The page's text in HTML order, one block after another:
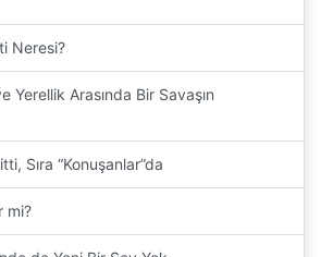
Neresi?
Yerellik Arasında Bir Savaşın
Sıra “Konuşanlar”da
mi?